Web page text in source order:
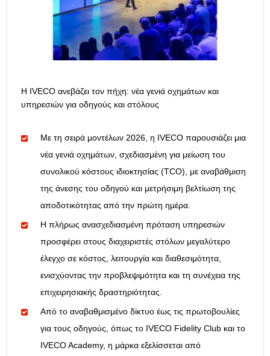
Η IVECO ανεβάζει τον πήχη: νέα γενιά οχημάτων και
υπηρεσιών για οδηγούς και στόλους
Με τη σειρά μοντέλων 2026, η IVECO παρουσιάζει μια
νέα γενιά οχημάτων, σχεδιασμένη για μείωση του
συνολικού κόστους ιδιοκτησίας (TCO), με αναβάθμιση
της άνεσης του οδηγού και μετρήσιμη βελτίωση της
αποδοτικότητας από την πρώτη ημέρα.
Η πλήρως ανασχεδιασμένη πρόταση υπηρεσιών
προσφέρει στους διαχειριστές στόλων μεγαλύτερο
έλεγχο σε κόστος, λειτουργία και διαθεσιμότητα,
ενισχύοντας την προβλεψιμότητα και τη συνέχεια της
επιχειρησιακής δραστηριότητας.
Από το αναβαθμισμένο δίκτυο έως τις πρωτοβουλίες
για τους οδηγούς, όπως το IVECO Fidelity Club και το
IVECO Academy, η μάρκα εξελίσσεται από